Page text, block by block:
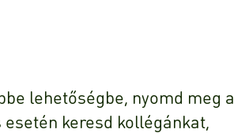
lehetőségbe, nyomd meg a
keresd kollégánkat,